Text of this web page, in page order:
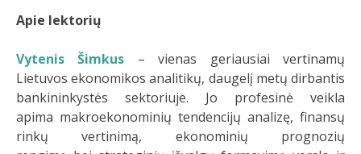
Apie lektorių
Vytenis Šimkus
– vienas geriausiai vertinamų
Lietuvos ekonomikos analitikų, daugelį metų dirbantis
bankininkystės sektoriuje. Jo profesinė veikla
apima makroekonominių tendencijų analizę, finansų
rinkų vertinimą, ekonominių prognozių